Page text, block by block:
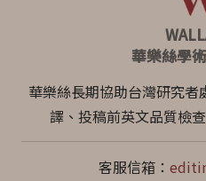
華樂絲學
華樂絲長期協助台灣研究
譯、投稿前英文品質檢
客服信箱：